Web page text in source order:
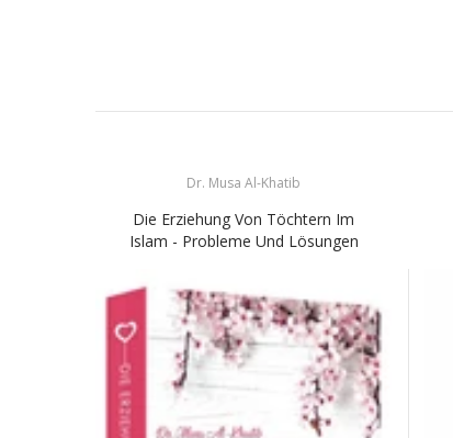
Dr. Musa Al-Khatib
Die Erziehung Von Töchtern Im
Islam - Probleme Und Lösungen